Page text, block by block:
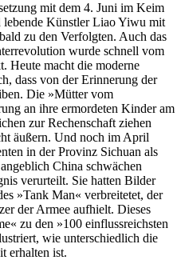
mit dem 4. Juni im Keim
lebende Künstler Liao Yiwu mit
zu den Verfolgten. Auch das
wurde schnell vom
Heute macht die moderne
dass von der Erinnerung der
Die »Mütter vom
an ihre ermordeten Kinder am
zur Rechenschaft ziehen
äußern. Und noch im April
in der Provinz Sichuan als
China schwächen
verurteilt. Sie hatten Bilder
»Tank Man« verbreitetet, der
der Armee aufhielt. Dieses
zu den »100 einflussreichsten
wie unterschiedlich die
erhalten ist.